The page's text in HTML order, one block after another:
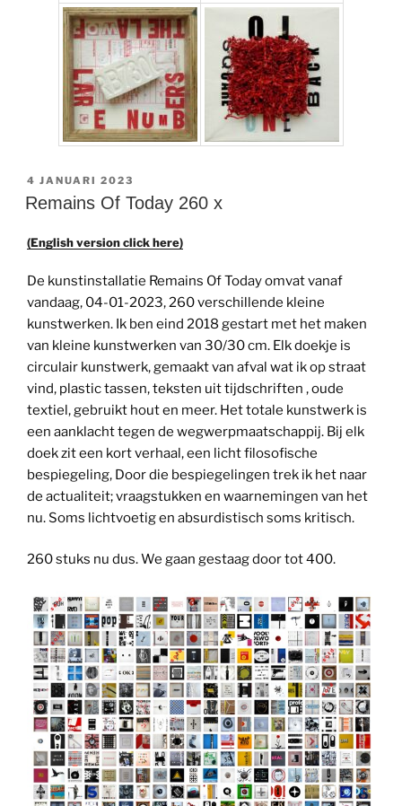
GEPLAATST
OP
4 JANUARI 2023
Remains Of Today 260 x
(English version click here)
De kunstinstallatie Remains Of Today omvat vanaf
vandaag, 04-01-2023, 260 verschillende kleine
kunstwerken. Ik ben eind 2018 gestart met het maken
van kleine kunstwerken van 30/30 cm. Elk doekje is
circulair kunstwerk, gemaakt van afval wat ik op straat
vind, plastic tassen, teksten uit tijdschriften , oude
textiel, gebruikt hout en meer. Het totale kunstwerk is
een aanklacht tegen de wegwerpmaatschappij. Bij elk
doek zit een kort verhaal, een licht filosofische
bespiegeling, Door die bespiegelingen trek ik het naar
de actualiteit; vraagstukken en waarnemingen van het
nu. Soms lichtvoetig en absurdistisch soms kritisch.
260 stuks nu dus. We gaan gestaag door tot 400.